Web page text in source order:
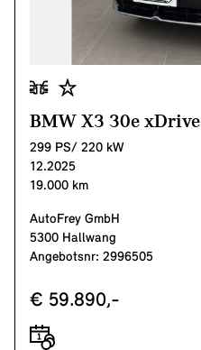
BMW X3 30e xDrive
299 PS/ 220 kW
12.2025
19.000 km
AutoFrey GmbH
5300 Hallwang
Angebotsnr: 2996505
€ 59.890,-